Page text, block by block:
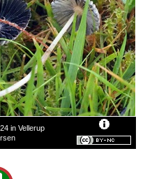
in Vellerup